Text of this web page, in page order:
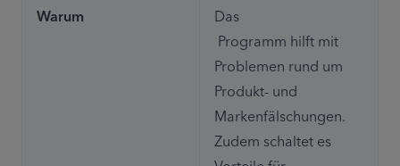
Warum
Das
Problemen rund um
Produkt- und
Markenfälschungen.
Zudem schaltet es